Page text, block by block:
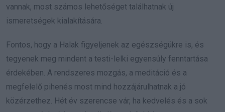
vannak, most számos lehetőséget találhatnak új
ismeretségek kialakítására.
Fontos, hogy a Halak figyeljenek az egészségükre is, és
tegyenek meg mindent a testi-lelki egyensúly fenntartása
érdekében. A rendszeres mozgás, a meditáció és a
megfelelő pihenés most mind hozzájárulhatnak a jó
közérzethez. Hét év szerencse vár, ha kedvelés és a sok